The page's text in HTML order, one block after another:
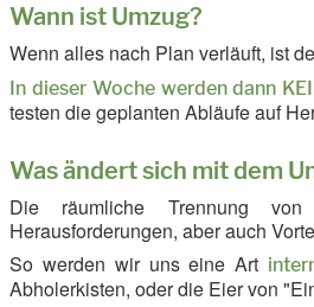
Wann ist Umzug?
Wenn alles nach Plan verläuft, ist
In dieser Woche werden dann
testen die geplanten Abläufe auf
Was ändert sich mit dem
Die räumliche Trennung
Herausforderungen, aber auch
So werden wir uns eine Art
Abholerkisten, oder die Eier von